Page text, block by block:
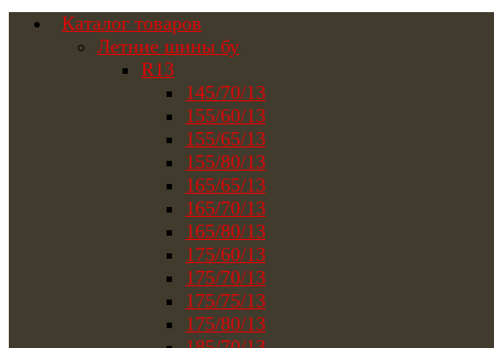
Каталог товаров
Летние шины бу
R13
145/70/13
155/60/13
155/65/13
155/80/13
165/65/13
165/70/13
165/80/13
175/60/13
175/70/13
175/75/13
175/80/13